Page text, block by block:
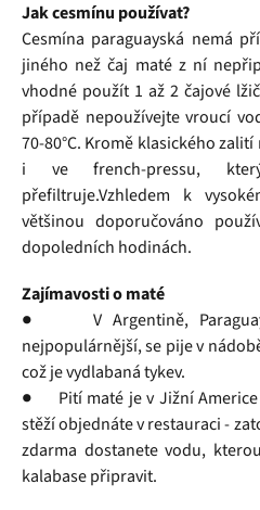
Jak cesmínu používat?
Cesmína paraguayská nemá
jiného než čaj maté z ní
vhodné použít 1 až 2 čajové
případě nepoužívejte vroucí
70-80°C. Kromě klasického
i ve french-pressu,
přefiltruje.Vzhledem k
většinou doporučováno
dopoledních hodinách.
Zajímavosti o maté
● V Argentině,
nejpopulárnější, se pije v
což je vydlabaná tykev.
● Pití maté je v Jižní Americe
stěží objednáte v restauraci -
zdarma dostanete vodu,
kalabase připravit.